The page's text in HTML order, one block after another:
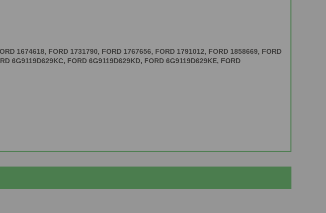
1674618, FORD 1731790, FORD 1767656, FORD 1791012, FORD 1858669, FORD
6G9119D629KC, FORD 6G9119D629KD, FORD 6G9119D629KE, FORD